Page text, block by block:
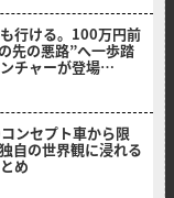
行ける。100万円前
先の悪路”へ一歩踏
チャーが登場
ンセプト車から限
自の世界観に浸れる
め